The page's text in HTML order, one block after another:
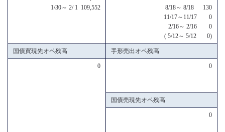
1/30～ 2/ 1 109,552
8/18～ 8/18 130
11/17～11/17 0
2/16～ 2/16 0
( 5/12～ 5/12 0)
国債買現先オペ残高 手形売出オペ残高
0 0
国債売現先オペ残高
0